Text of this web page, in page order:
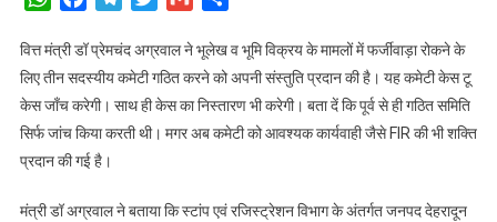
वित्त मंत्री डॉ प्रेमचंद अग्रवाल ने भूलेख व भूमि विक्रय के मामलों में फर्जीवाड़ा रोकने के
लिए तीन सदस्यीय कमेटी गठित करने को अपनी संस्तुति प्रदान की है। यह कमेटी केस टू
केस जाँच करेगी। साथ ही केस का निस्तारण भी करेगी। बता दें कि पूर्व से ही गठित समिति
सिर्फ जांच किया करती थी। मगर अब कमेटी को आवश्यक कार्यवाही जैसे FIR की भी शक्ति
प्रदान की गई है।
मंत्री डॉ अग्रवाल ने बताया कि स्टांप एवं रजिस्ट्रेशन विभाग के अंतर्गत जनपद देहरादून